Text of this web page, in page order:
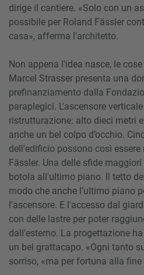
dirige il cantiere. «Solo con un
possibile per Roland Fässler
casa», afferma l'architetto.
Non appena l'idea nasce, le
Marcel Strasser presenta una
prefinanziamento dalla
paraplegici. L'ascensore
ristrutturazione: alto dieci metri
anche un bel colpo d’occhio.
dell'edificio possono così
Fässler. Una delle sfide
botola all'ultimo piano. Il tetto
modo che anche l’ultimo piano
l'ascensore. E l'accesso dal
con delle lastre per poter
dall'esterno. La progettazione
un bel grattacapo. «Ogni tanto
sorriso, «ma per fortuna alla